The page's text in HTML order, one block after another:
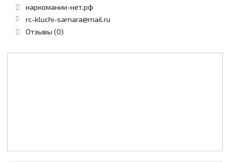
наркомании-нет.рф
rc-kluchi-samara@mail.ru
Отзывы (0)